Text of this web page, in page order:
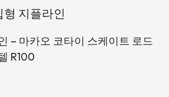
지플라인
– 마카오 코타이 스케이트 로드
R100